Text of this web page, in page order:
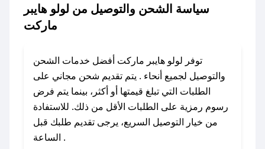
ماركت؟
باستخدام تطبيق صحصح، يمكنك العثور بسهولة على
الكوبون، تواصل معنا عبر تويتر أو البريد الإلكتروني
لإضافته بسرعة.
### كيفية استخدام كود خصم لولو هايبر ماركت؟
1. انسخ كود الخصم من تطبيق صحصح.
2. الصقه في خانة الدفع عند التسوق من لولو هايبر
سياسة الشحن والتوصيل من لولو هايبر
ماركت
توفر لولو هايبر ماركت أفضل خدمات الشحن
والتوصيل لجميع أنحاء . يتم تقديم شحن مجاني على
الطلبات التي تبلغ قيمتها أو أكثر، بينما يتم فرض
رسوم رمزية على الطلبات الأقل من ذلك. للاستفادة
من خيار التوصيل السريع، يرجى تقديم طلبك قبل
الساعة .